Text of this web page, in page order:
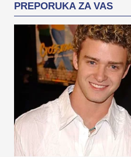
PREPORUKA ZA VAS